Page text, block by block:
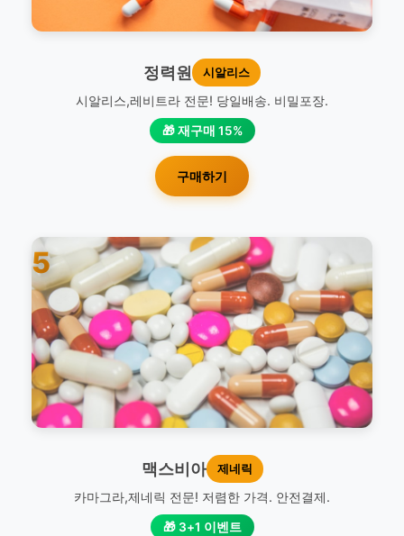
정력원 시알리스
시알리스,레비트라 전문! 당일배송. 비밀포장.
🎁 재구매 15%
구매하기
5
맥스비아 제네릭
카마그라,제네릭 전문! 저렴한 가격. 안전결제.
🎁 3+1 이벤트